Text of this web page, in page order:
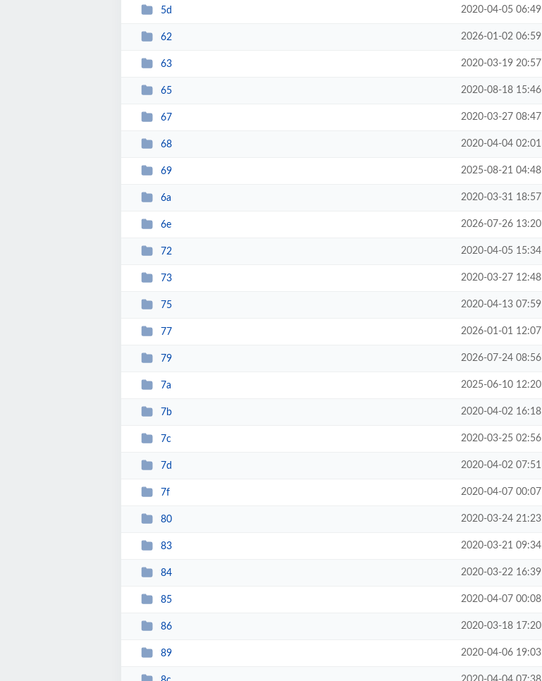
5d 2020-04-05 06:49
62 2026-01-02 06:59
63 2020-03-19 20:57
65 2020-08-18 15:46
67 2020-03-27 08:47
68 2020-04-04 02:01
69 2025-08-21 04:48
6a 2020-03-31 18:57
6e 2026-07-26 13:20
72 2020-04-05 15:34
73 2020-03-27 12:48
75 2020-04-13 07:59
77 2026-01-01 12:07
79 2026-07-24 08:56
7a 2025-06-10 12:20
7b 2020-04-02 16:18
7c 2020-03-25 02:56
7d 2020-04-02 07:51
7f 2020-04-07 00:07
80 2020-03-24 21:23
83 2020-03-21 09:34
84 2020-03-22 16:39
85 2020-04-07 00:08
86 2020-03-18 17:20
89 2020-04-06 19:03